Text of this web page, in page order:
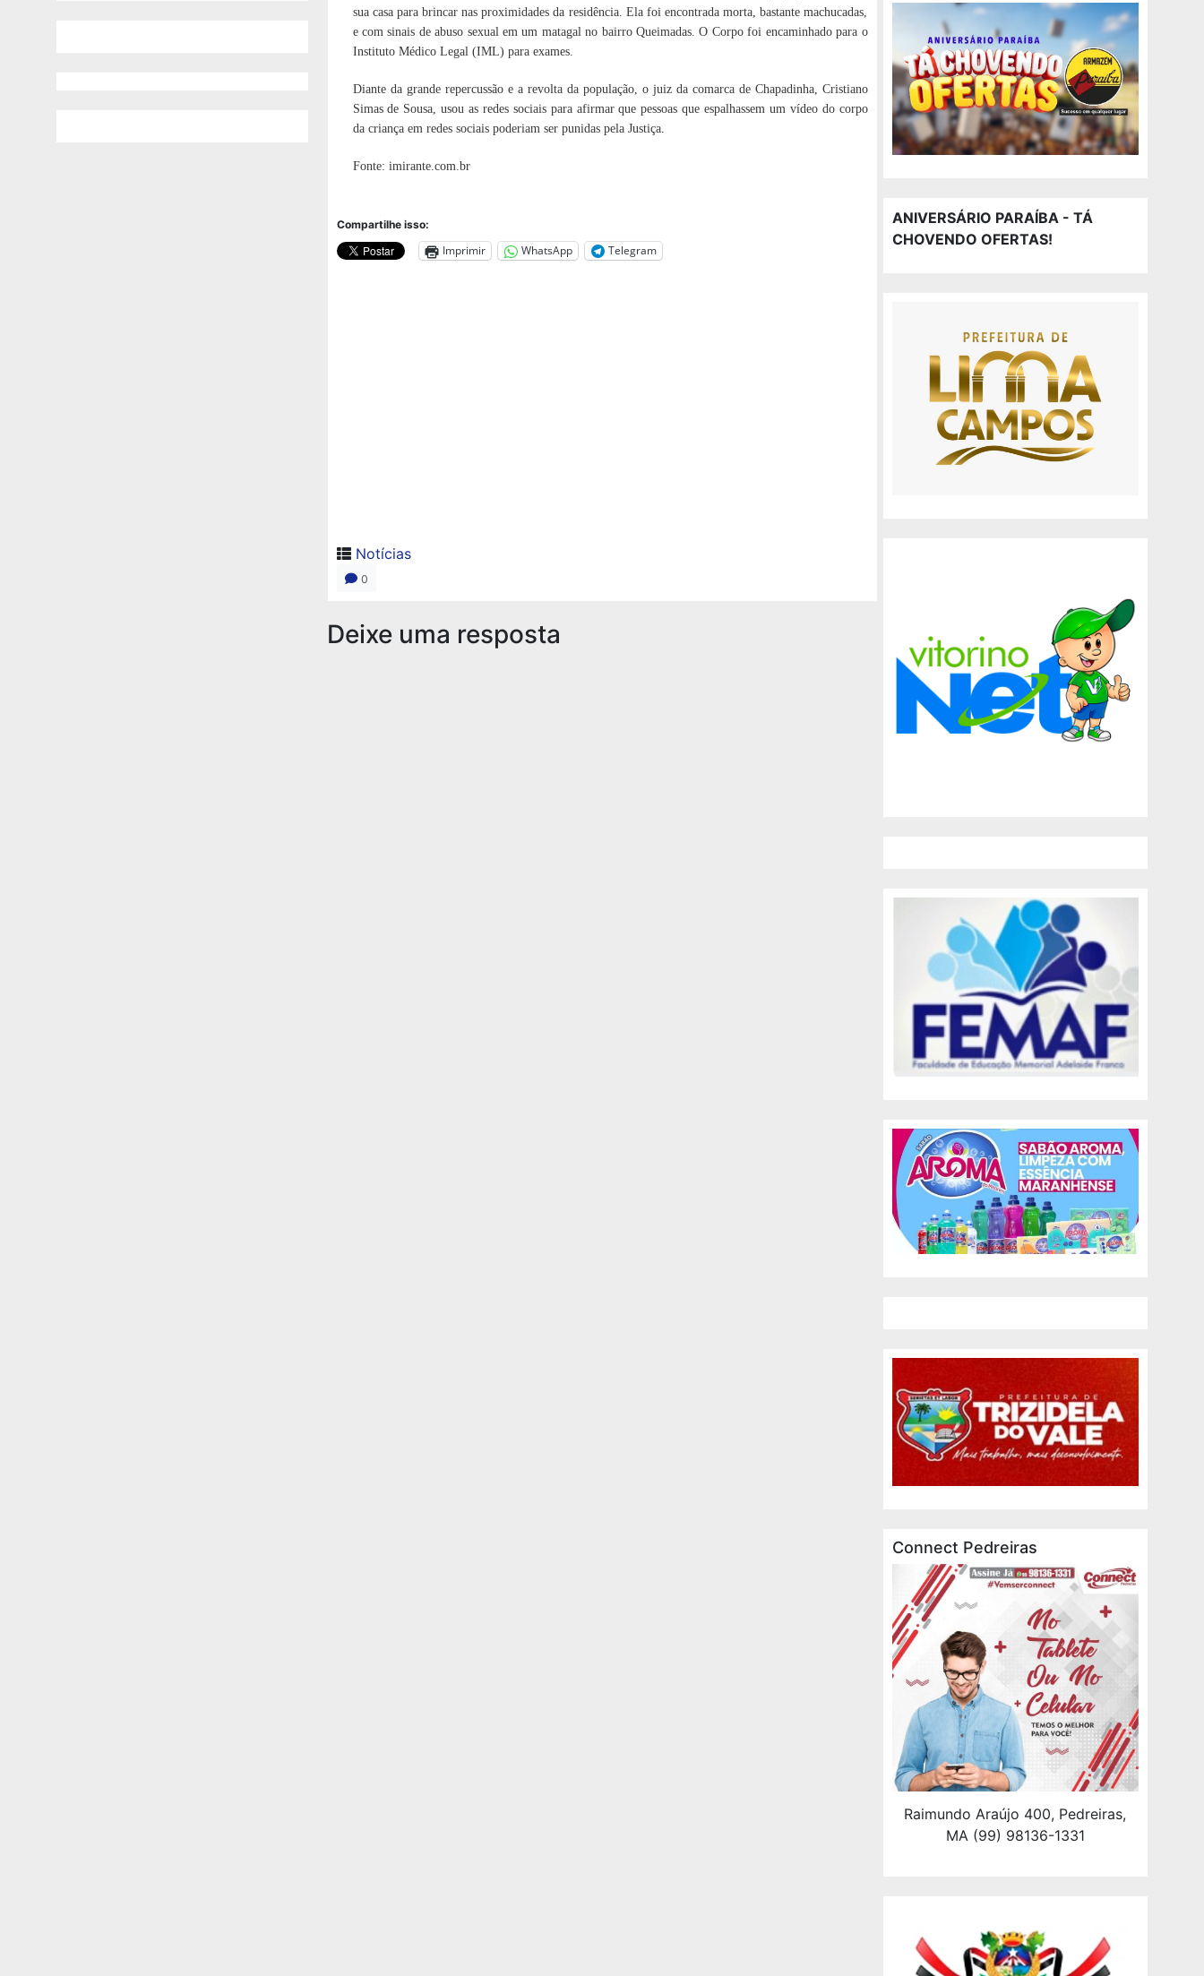
sua casa para brincar nas proximidades da residência. Ela foi encontrada morta, bastante machucadas,
e com sinais de abuso sexual em um matagal no bairro Queimadas. O Corpo foi encaminhado para o
Instituto Médico Legal (IML) para exames.
Diante da grande repercussão e a revolta da população, o juiz da comarca de Chapadinha, Cristiano
Simas de Sousa, usou as redes sociais para afirmar que pessoas que espalhassem um vídeo do corpo
da criança em redes sociais poderiam ser punidas pela Justiça.
Fonte: imirante.com.br
Compartilhe isso:
Imprimir WhatsApp Telegram
Notícias
0
Deixe uma resposta
ANIVERSÁRIO PARAÍBA - TÁ
CHOVENDO OFERTAS!
Connect Pedreiras
Raimundo Araújo 400, Pedreiras,
MA (99) 98136-1331